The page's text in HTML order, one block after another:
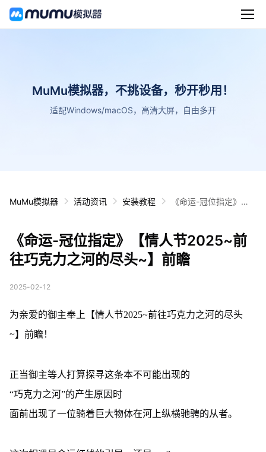
MuMu模拟器，不挑设备，秒开秒用！
适配Windows/macOS，高清大屏，自由多开
MuMu模拟器 活动资讯 安装教程
《命运-冠位指定》
瞻
《命运-冠位指定》【情人节2025~前
往巧克力之河的尽头~】前瞻
2025-02-12
为亲爱的御主奉上【情人节2025~前往巧克力之河的尽头
~】前瞻！
正当御主等人打算探寻这条本不可能出现的
“巧克力之河”的产生原因时
面前出现了一位骑着巨大物体在河上纵横驰骋的从者。